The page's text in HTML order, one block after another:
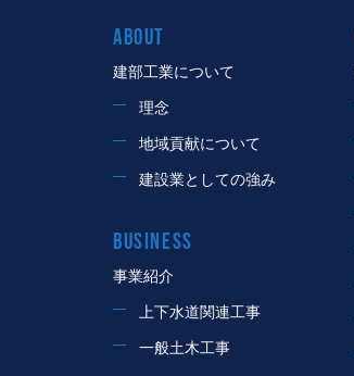
ABOUT
建部工業について
理念
地域貢献について
建設業としての強み
BUSINESS
事業紹介
上下水道関連工事
一般土木工事